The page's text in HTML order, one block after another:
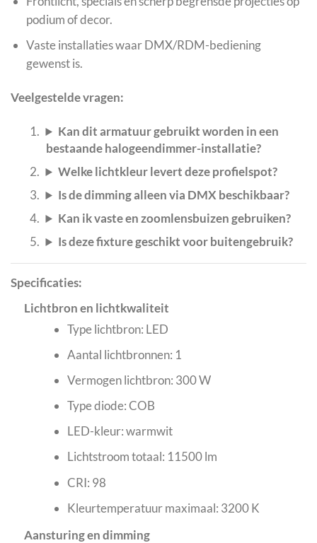
podium of decor.
Vaste installaties waar DMX/RDM-bediening
gewenst is.
Veelgestelde vragen:
Kan dit armatuur gebruikt worden in een
bestaande halogeendimmer-installatie?
Welke lichtkleur levert deze profielspot?
Is de dimming alleen via DMX beschikbaar?
Kan ik vaste en zoomlensbuizen gebruiken?
Is deze fixture geschikt voor buitengebruik?
Specificaties:
Lichtbron en lichtkwaliteit
Type lichtbron: LED
Aantal lichtbronnen: 1
Vermogen lichtbron: 300 W
Type diode: COB
LED-kleur: warmwit
Lichtstroom totaal: 11500 lm
CRI: 98
Kleurtemperatuur maximaal: 3200 K
Aansturing en dimming